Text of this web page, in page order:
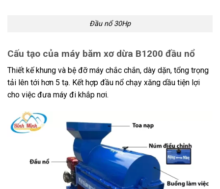
Đầu nổ 30Hp
Cấu tạo của máy băm xơ dừa B1200 đầu nổ
Thiết kế khung và bệ đỡ máy chắc chắn, dày dặn, tổng trọng
tải lên tới hơn 5 tạ. Kết hợp đầu nổ chạy xăng dầu tiện lợi
cho việc đưa máy đi khắp nơi.